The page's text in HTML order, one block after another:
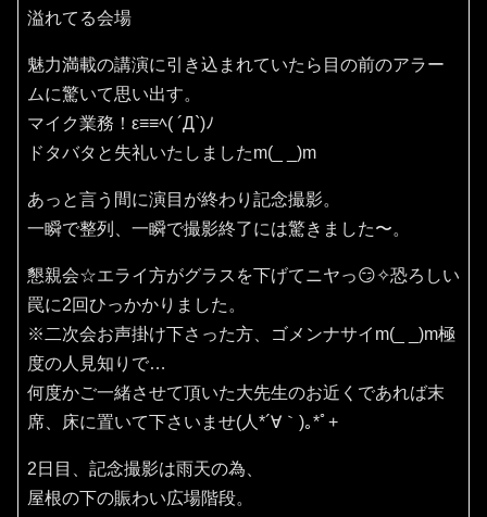
溢れてる会場
魅力満載の講演に引き込まれていたら目の前のアラー
ムに驚いて思い出す。
マイク業務！ε≡≡ﾍ( ´Д`)ﾉ
ドタバタと失礼いたしましたm(_ _)m
あっと言う間に演目が終わり記念撮影。
一瞬で整列、一瞬で撮影終了には驚きました〜。
懇親会☆エライ方がグラスを下げてニヤっ😏✧恐ろしい
罠に2回ひっかかりました。
※二次会お声掛け下さった方、ゴメンナサイm(_ _)m極
度の人見知りで…
何度かご一緒させて頂いた大先生のお近くであれば末
席、床に置いて下さいませ(⁠人⁠*⁠´⁠∀⁠｀⁠)⁠｡⁠*ﾟ⁠+
2日目、記念撮影は雨天の為、
屋根の下の賑わい広場階段。